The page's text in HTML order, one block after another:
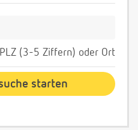
PLZ (3-5 Ziffern) oder Ort